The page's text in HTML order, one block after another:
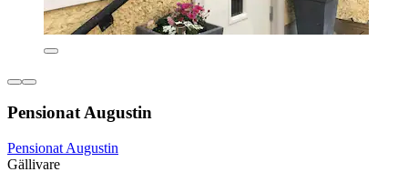
Pensionat Augustin
Pensionat Augustin
Gällivare